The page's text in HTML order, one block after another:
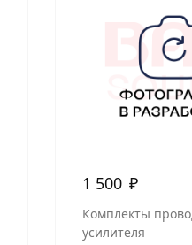
1 500 ₽
Комплекты
усилителя